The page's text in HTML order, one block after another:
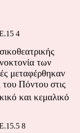
των
μεταφέρθηκαν
Πόντου στις
και κεμαλικό